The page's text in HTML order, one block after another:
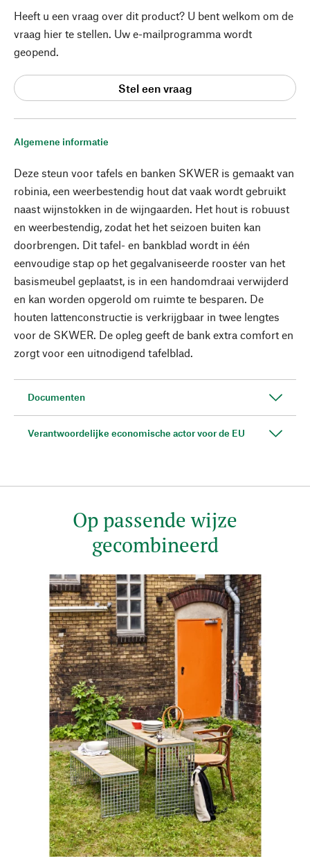
Algemene informatie
Deze steun voor tafels en banken SKWER is gemaakt van
robinia, een weerbestendig hout dat vaak wordt gebruikt
naast wijnstokken in de wijngaarden. Het hout is robuust
en weerbestendig, zodat het het seizoen buiten kan
doorbrengen. Dit tafel- en bankblad wordt in één
eenvoudige stap op het gegalvaniseerde rooster van het
basismeubel geplaatst, is in een handomdraai verwijderd
en kan worden opgerold om ruimte te besparen. De
houten lattenconstructie is verkrijgbaar in twee lengtes
voor de SKWER. De opleg geeft de bank extra comfort en
zorgt voor een uitnodigend tafelblad.
Documenten
Verantwoordelijke economische actor voor de EU
Heeft u een vraag over dit product? U bent welkom om de
vraag hier te stellen. Uw e-mailprogramma wordt
geopend.
Stel een vraag
Op passende wijze
gecombineerd